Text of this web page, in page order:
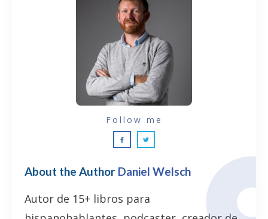
About the Author Daniel Welsch
Autor de 15+ libros para
Follow me